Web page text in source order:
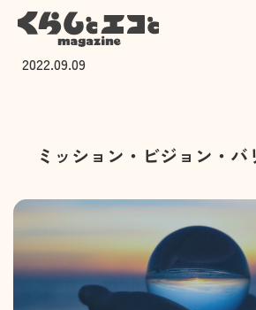
2022.09.09
ミッション・ビジョン・バ